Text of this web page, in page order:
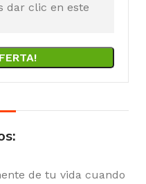
dar clic en este
de tu vida cuando